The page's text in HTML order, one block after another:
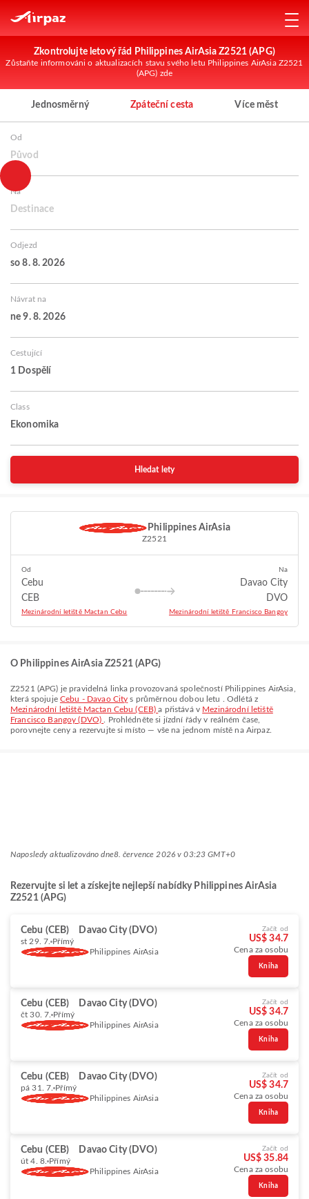
Zkontrolujte letový řád Philippines AirAsia Z2521 (APG)
Zůstaňte informováni o aktualizacích stavu svého letu Philippines AirAsia Z2521
(APG) zde
Jednosměrný Zpáteční cesta Více měst
Od
Původ
Na
Destinace
Odjezd
so 8. 8. 2026
Návrat na
ne 9. 8. 2026
Cestující
1 Dospělí
Class
Ekonomika
Hledat lety
Philippines AirAsia
Z2521
Od
Cebu
CEB
Mezinárodní letiště Mactan Cebu
Na
Davao City
DVO
Mezinárodní letiště Francisco Bangoy
O Philippines AirAsia Z2521 (APG)
Z2521 (APG) je pravidelná linka provozovaná společností Philippines AirAsia
která spojuje Cebu - Davao City s průměrnou dobou letu
. Odlétá z
Mezinárodní letiště Mactan Cebu (CEB)a přistává v Mezinárodní letiště
Francisco Bangoy (DVO)
. Prohlédněte si jízdní řády v reálném čase,
porovnejte ceny a rezervujte si místo — vše na jednom místě na Airpaz.
Naposledy aktualizováno dne8. července 2026 v 03:23 GMT+0
Rezervujte si let a získejte nejlepší nabídky Philippines AirAsia
Z2521 (APG)
Cebu (CEB) Davao City (DVO)
st 29. 7. Přímý
Philippines AirAsia
Začít od
US$ 34.7
Cena za osobu
Kniha
Cebu (CEB) Davao City (DVO)
čt 30. 7. Přímý
Philippines AirAsia
Začít od
US$ 34.7
Cena za osobu
Kniha
Cebu (CEB) Davao City (DVO)
pá 31. 7. Přímý
Philippines AirAsia
Začít od
US$ 34.7
Cena za osobu
Kniha
Cebu (CEB) Davao City (DVO)
út 4. 8. Přímý
Philippines AirAsia
Začít od
US$ 35.84
Cena za osobu
Kniha